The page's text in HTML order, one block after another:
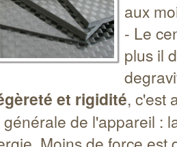
aux
- Le
plus il
et rigidité, c'est
de l'appareil :